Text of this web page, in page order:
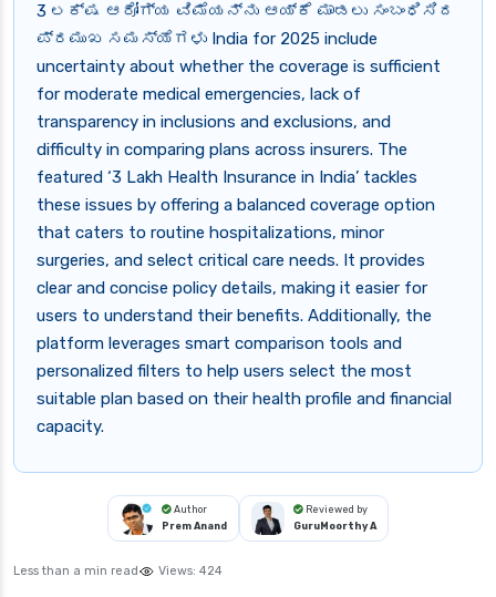
3 ಲಕ್ಷ ಆರೋಗ್ಯ ವಿಮೆಯನ್ನು ಆಯ್ಕೆ ಮಾಡಲು ಸಂಬಂಧಿಸಿದ
ಪ್ರಮುಖ ಸಮಸ್ಯೆಗಳು India for 2025 include
uncertainty about whether the coverage is sufficient
for moderate medical emergencies, lack of
transparency in inclusions and exclusions, and
difficulty in comparing plans across insurers. The
featured ‘3 Lakh Health Insurance in India’ tackles
these issues by offering a balanced coverage option
that caters to routine hospitalizations, minor
surgeries, and select critical care needs. It provides
clear and concise policy details, making it easier for
users to understand their benefits. Additionally, the
platform leverages smart comparison tools and
personalized filters to help users select the most
suitable plan based on their health profile and financial
capacity.
Author
Prem Anand
Reviewed by
GuruMoorthy A
Less than a min read Views: 424